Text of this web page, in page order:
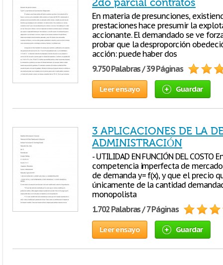
2do parcial contratos
En materia de presunciones,
prestaciones hace presumir la
accionante. El demandado se ve
probar que la desproporción
acción: puede haber dos
9.750 Palabras / 39 Páginas
Leer ensayo Guardar
3 APLICACIONES DE LA
ADMINISTRACIÓN
- UTILIDAD EN FUNCIÓN DEL
competencia imperfecta de
de demanda y= f(x), y que el precio
únicamente de la cantidad
monopolista
1.702 Palabras / 7 Páginas
Leer ensayo Guardar